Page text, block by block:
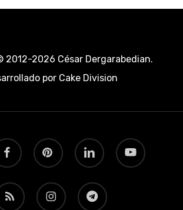
2012-2026 César Dergarabedian.
porCake Division
pinterest linkedin youtube
instagram telegram